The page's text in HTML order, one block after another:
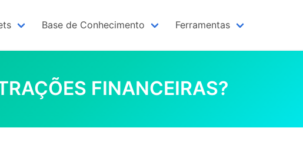
Base de Conhecimento Ferramentas
FINANCEIRAS?